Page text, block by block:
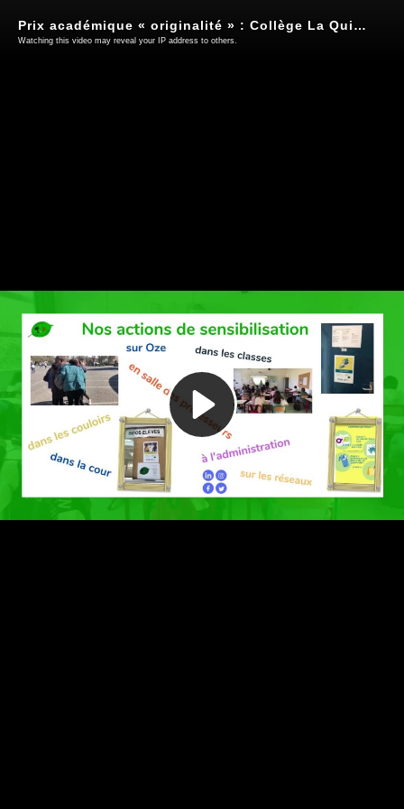
Play
Video
Prix académique « originalité » : Collège La Quintinye, Noisy-le -Roi (78)
Watching this video may reveal your IP address to others.